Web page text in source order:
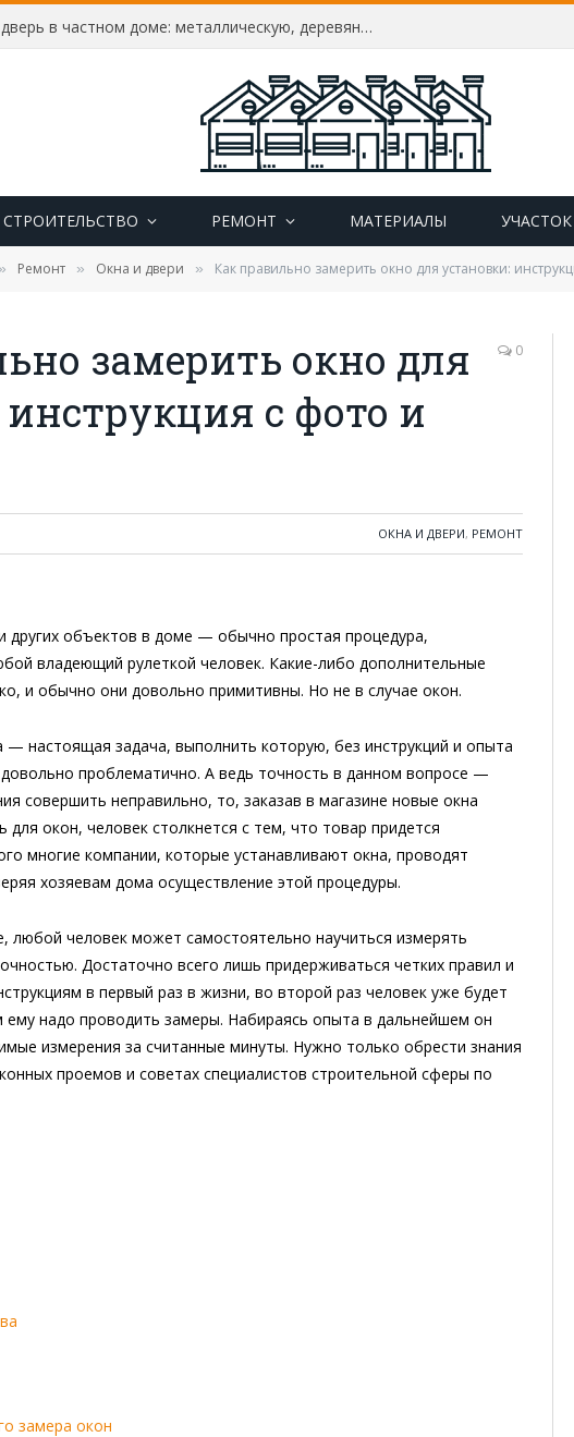
Как утеплить дверь в частном доме: металлическую, деревянную, пластиковую, утепление своими руками
СТРОИТЕЛЬСТВО РЕМОНТ МАТЕРИАЛЫ УЧАСТОК
» Ремонт » Окна и двери » Как правильно замерить окно для установки:
замерить окно для
с фото и
0
ОКНА И ДВЕРИ, РЕМОНТ
других объектов в доме — обычно простая процедура,
владеющий рулеткой человек. Какие-либо дополнительные
и обычно они довольно примитивны. Но не в случае окон.
— настоящая задача, выполнить которую, без инструкций и опыта
проблематично. А ведь точность в данном вопросе —
совершить неправильно, то, заказав в магазине новые окна
окон, человек столкнется с тем, что товар придется
многие компании, которые устанавливают окна, проводят
хозяевам дома осуществление этой процедуры.
любой человек может самостоятельно научиться измерять
Достаточно всего лишь придерживаться четких правил и
в первый раз в жизни, во второй раз человек уже будет
надо проводить замеры. Набираясь опыта в дальнейшем он
измерения за считанные минуты. Нужно только обрести знания
проемов и советах специалистов строительной сферы по
замера окон